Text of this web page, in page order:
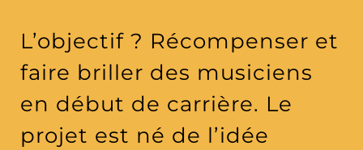
L’objectif ? Récompenser et
faire briller des musiciens
en début de carrière. Le
projet est né de l’idée